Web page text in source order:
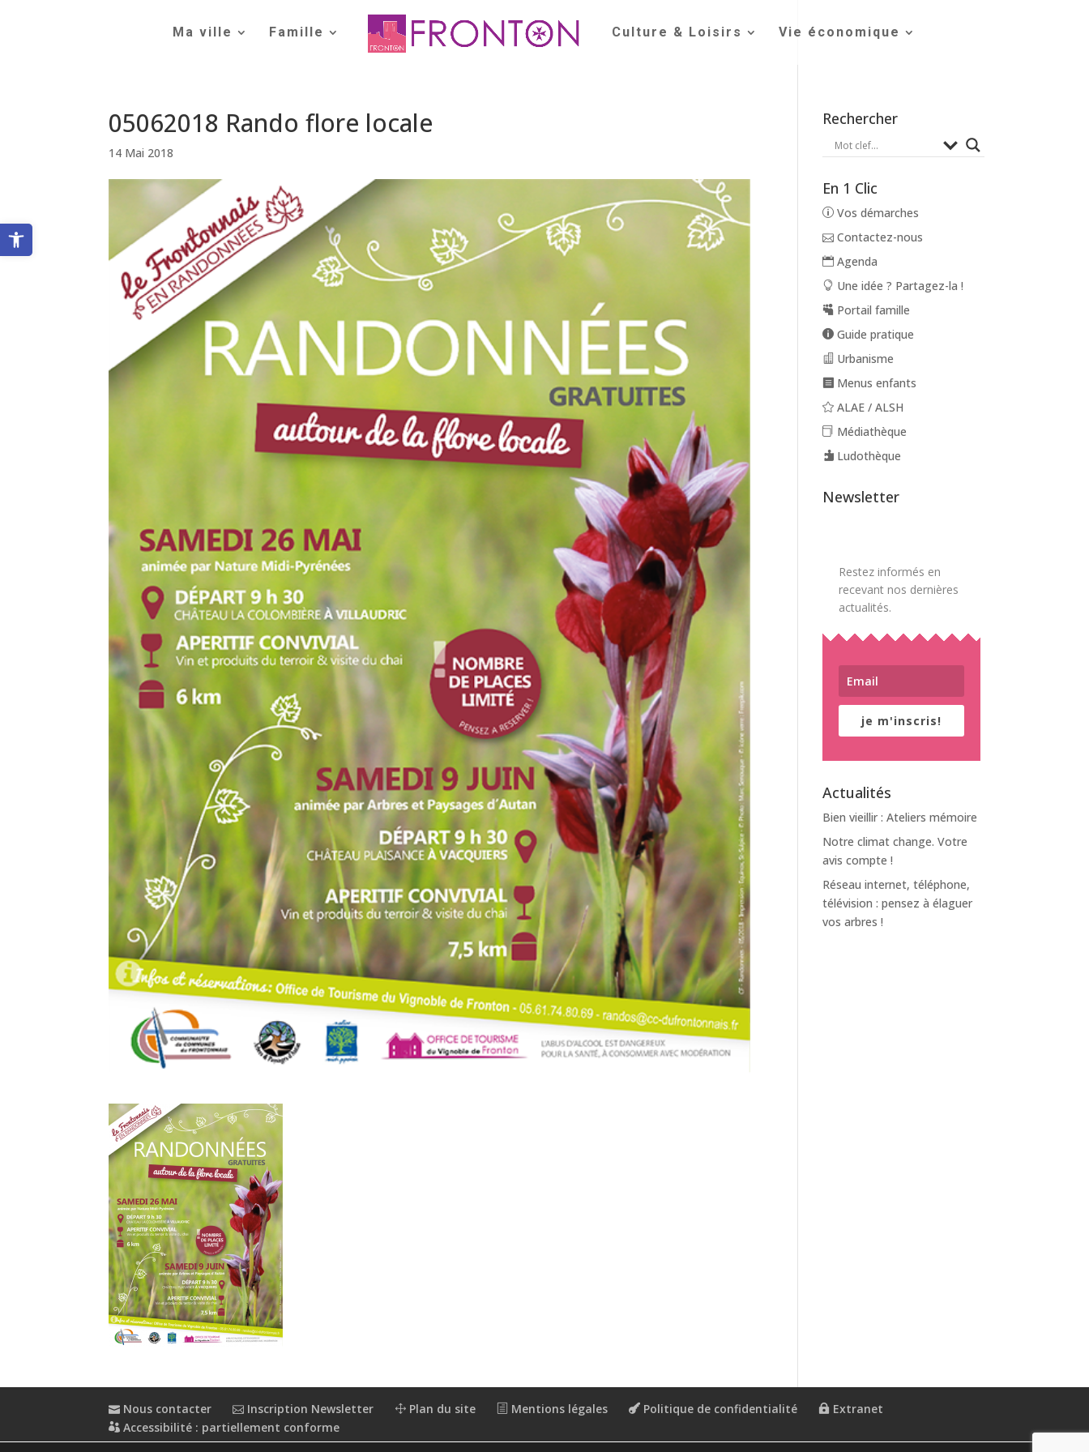
Ouvrir la barre d’outils
Ma ville Famille Culture & Loisirs Vie économique
05062018 Rando flore locale
14 Mai 2018
Rechercher
En 1 Clic
Vos démarches
Contactez-nous
Agenda
Une idée ? Partagez-la !
Portail famille
Guide pratique
Urbanisme
Menus enfants
ALAE / ALSH
Médiathèque
Ludothèque
Newsletter
Restez informés en
recevant nos dernières
actualités.
je m'inscris!
Actualités
Bien vieillir : Ateliers mémoire
Notre climat change. Votre
avis compte !
Réseau internet, téléphone,
télévision : pensez à élaguer
vos arbres !
Nous contacter Inscription Newsletter Plan du site Mentions légales Politique de confidentialité
Extranet
Accessibilité : partiellement conforme